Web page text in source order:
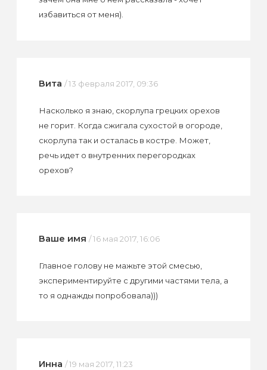
избавиться от меня).
Вита / 13 февраля 2017, 09:36
Насколько я знаю, скорлупа грецких орехов
не горит. Когда сжигала сухостой в огороде,
скорлупа так и осталась в костре. Может,
речь идет о внутренних перегородках
орехов?
Ваше имя / 16 мая 2017, 16:06
Главное голову не мажьте этой смесью,
экспериментируйте с другими частями тела, а
то я однажды попробовала)))
Инна / 19 мая 2017, 11:23